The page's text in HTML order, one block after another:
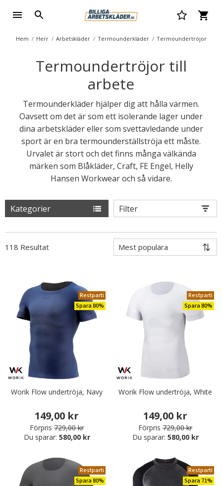
Hem Herr Arbetskläder Termounderkläder Termoundertröjor
Termoundertröjor till
arbete
Termounderkläder hjälper dig att hålla värmen.
Oavsett om det är som ett isolerande lager under
dina arbetskläder eller som svettavledande under
sport är en bra termounderställströja ett måste.
Urvalet är stort och det finns många välkända
märken som Blåkläder, Craft, FE Engel, Helly
Hansen Workwear och så vidare.
Kategorier Filter
118 Resultat
Restparti
Spara 80%
Worik Flow undertröja, Navy
149,00 kr
Förpris 729,00 kr
Du sparar: 580,00 kr
Restparti
Spara 80%
Worik Flow undertröja, White
149,00 kr
Förpris 729,00 kr
Du sparar: 580,00 kr
Restparti
Spara 80%
Restparti
Spara 71%